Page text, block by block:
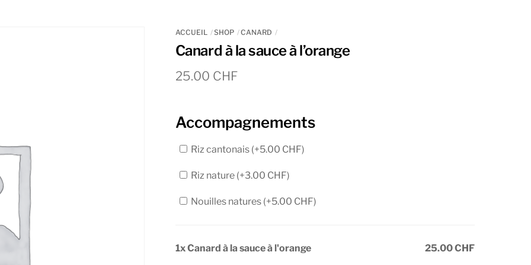
ACCUEIL SHOP CANARD
Canard à la sauce à l’orange
25.00 CHF
Accompagnements
Riz cantonais (+5.00 CHF)
Riz nature (+3.00 CHF)
Nouilles natures (+5.00 CHF)
1x Canard à la sauce à l'orange 25.00 CHF